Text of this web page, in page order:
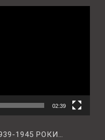
02:39
1945 РОКИ…